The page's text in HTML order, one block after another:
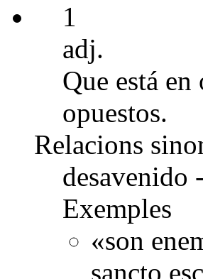
1
adj.
Que está
opuestos.
Relacions
desavenido
Exemples
«son
sancto